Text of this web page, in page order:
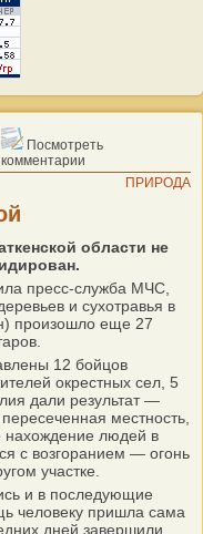
Посмотреть
комментарии
ПРИРОДА
области не
пресс-служба МЧС,
и сухотравья в
произошло еще 27
12 бойцов
окрестных сел, 5
дали результат —
местность,
нахождение людей в
с возгоранием — огонь
участке.
и в последующие
человеку пришла сама
дней завершили